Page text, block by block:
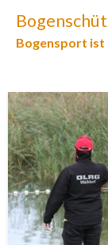
content
Bogensport